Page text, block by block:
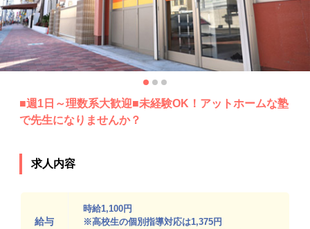
■週1日～理数系大歓迎■未経験OK！アットホームな塾
で先生になりませんか？
求人内容
給与
時給1,100円
※高校生の個別指導対応は1,375円